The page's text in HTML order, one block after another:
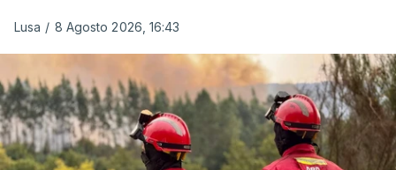
ESTE CONTEÚDO ESTÁ NESTE
MOMENTO INDISPONÍVEL
Lusa / 8 Agosto 2026, 16:43